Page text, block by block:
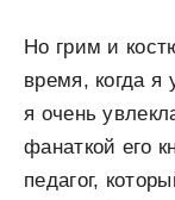
Но грим и
время, когда я
я очень
фанаткой его
педагог,